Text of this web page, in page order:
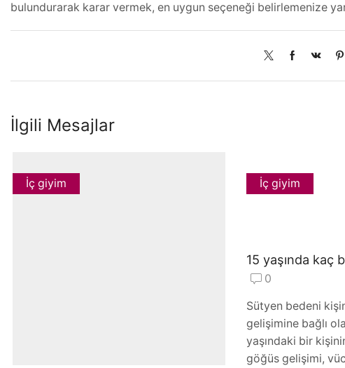
bulundurarak karar vermek, en uygun seçeneği belirlemenize
İlgili Mesajlar
İç giyim İç giyim
15 yaşında kaç
0
Sütyen bedeni
gelişimine bağlı
yaşındaki bir
göğüs gelişimi,